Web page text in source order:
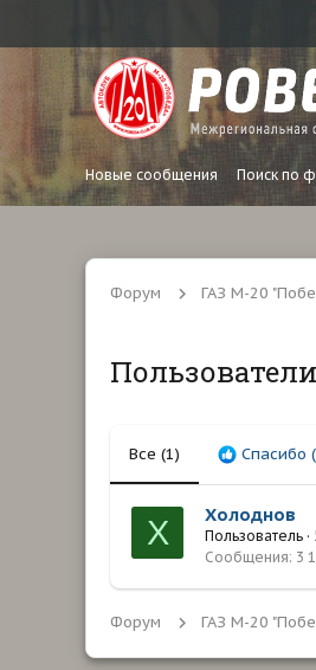
Новые сообщения Поиск по
Форум ГАЗ М-20
Все (1) Спасибо
Х Холоднов
Пользователь ·
Сообщения 3
Форум ГАЗ М-20